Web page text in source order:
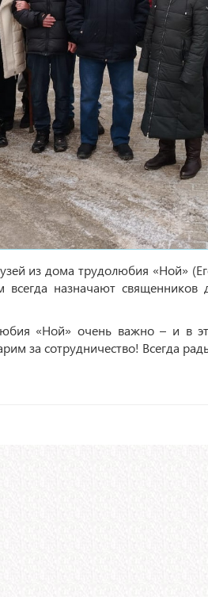
из дома трудолюбия «Ной»
назначают священников
«Ной» очень важно – и в
за сотрудничество! Всегда